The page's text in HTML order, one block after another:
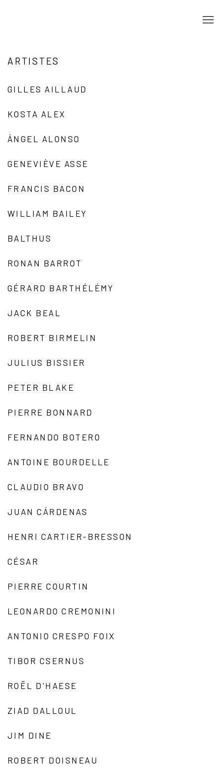
ARTISTES
GILLES AILLAUD
KOSTA ALEX
ÁNGEL ALONSO
GENEVIÈVE ASSE
FRANCIS BACON
WILLIAM BAILEY
BALTHUS
RONAN BARROT
GÉRARD BARTHÉLÉMY
JACK BEAL
ROBERT BIRMELIN
JULIUS BISSIER
PETER BLAKE
PIERRE BONNARD
FERNANDO BOTERO
ANTOINE BOURDELLE
CLAUDIO BRAVO
JUAN CÁRDENAS
HENRI CARTIER-BRESSON
CÉSAR
PIERRE COURTIN
LEONARDO CREMONINI
ANTONIO CRESPO FOIX
TIBOR CSERNUS
ROËL D'HAESE
ZIAD DALLOUL
JIM DINE
ROBERT DOISNEAU